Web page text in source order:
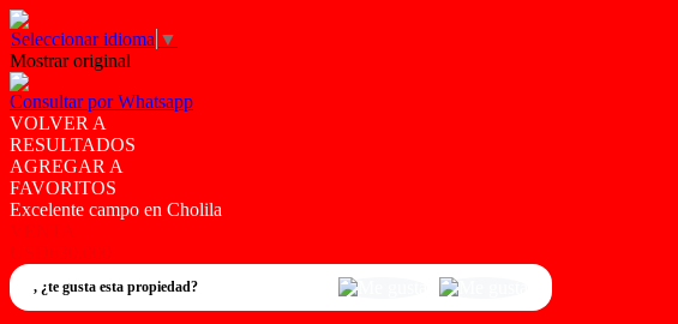
Seleccionar idioma ▼
Mostrar original
Consultar por Whatsapp
VOLVER A
RESULTADOS
AGREGAR A
FAVORITOS
Excelente campo en Cholila
, ¿te gusta esta propiedad?